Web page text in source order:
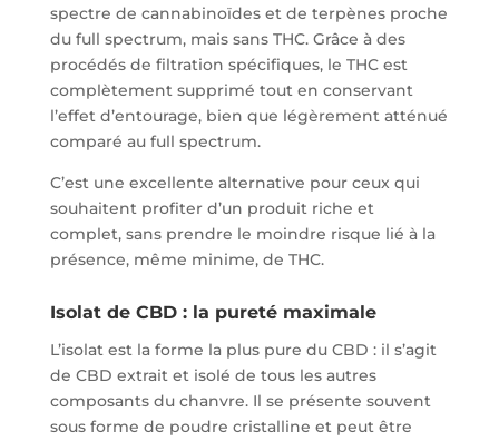
spectre de cannabinoïdes et de terpènes proche
du full spectrum, mais sans THC. Grâce à des
procédés de filtration spécifiques, le THC est
complètement supprimé tout en conservant
l’effet d’entourage, bien que légèrement atténué
comparé au full spectrum.
C’est une excellente alternative pour ceux qui
souhaitent profiter d’un produit riche et
complet, sans prendre le moindre risque lié à la
présence, même minime, de THC.
Isolat de CBD : la pureté maximale
L’isolat est la forme la plus pure du CBD : il s’agit
de CBD extrait et isolé de tous les autres
composants du chanvre. Il se présente souvent
sous forme de poudre cristalline et peut être